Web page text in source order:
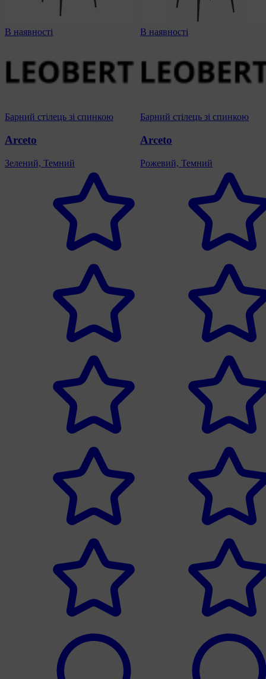
В наявності
Барний стілець зі спинкою
Arceto
Зелений, Темний
В наявності
Барний стілець зі спинкою
Arceto
Рожевий, Темний